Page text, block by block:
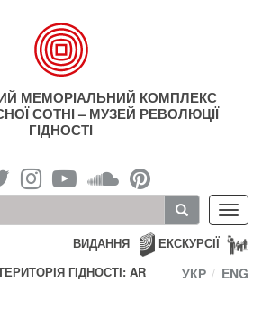
МЕМОРІАЛЬНИЙ КОМПЛЕКС
СОТНІ – МУЗЕЙ РЕВОЛЮЦІЇ
ГІДНОСТІ
ЕКСКУРСІЇ
ВИДАННЯ
ГІДНОСТІ: AR
УКР ENG